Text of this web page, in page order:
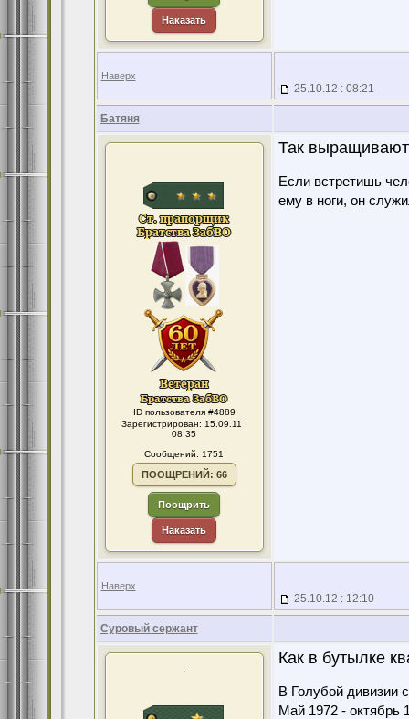
Наказать
Наверх
25.10.12 : 08:21
Батяня
ID пользователя #4889
Зарегистрирован: 15.09.11 :
08:35
Сообщений: 1751
ПООЩРЕНИЙ: 66
Поощрить
Наказать
Так
Если встретишь
ему в ноги, он
Наверх
25.10.12 : 12:10
Суровый сержант
.
Как в бутылке
В Голубой дивизии
Май 1972 - октябрь